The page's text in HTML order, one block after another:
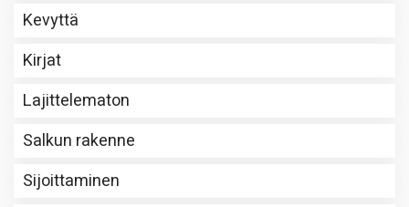
Kevyttä
Kirjat
Lajittelematon
Salkun rakenne
Sijoittaminen